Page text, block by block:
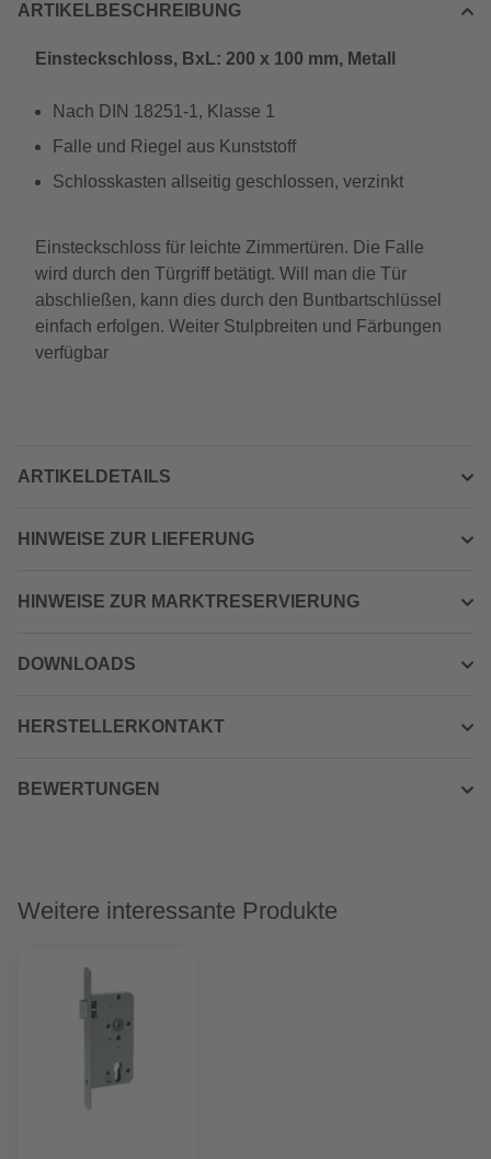
ARTIKELBESCHREIBUNG
Einsteckschloss, BxL: 200 x 100 mm, Metall
Nach DIN 18251-1, Klasse 1
Falle und Riegel aus Kunststoff
Schlosskasten allseitig geschlossen, verzinkt
Einsteckschloss für leichte Zimmertüren. Die Falle
wird durch den Türgriff betätigt. Will man die Tür
abschließen, kann dies durch den Buntbartschlüssel
einfach erfolgen. Weiter Stulpbreiten und Färbungen
verfügbar
ARTIKELDETAILS
HINWEISE ZUR LIEFERUNG
HINWEISE ZUR MARKTRESERVIERUNG
DOWNLOADS
HERSTELLERKONTAKT
BEWERTUNGEN
Weitere interessante Produkte